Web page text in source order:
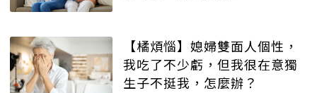
【橘煩惱】媳婦雙面人個性，
我吃了不少虧，但我很在意獨
生子不挺我，怎麼辦？